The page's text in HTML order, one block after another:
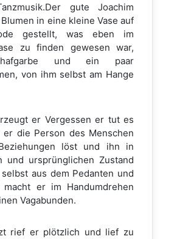
gute Joachim
in eine kleine Vase auf
gestellt, was eben im
zu finden gewesen war,
und ein paar
von ihm selbst am Hange
er Vergessen er tut es
er die Person des Menschen
löst und ihn in
und ursprünglichen Zustand
aus dem Pedanten und
macht er im Handumdrehen
Vagabunden.
rief er plötzlich und lief zu